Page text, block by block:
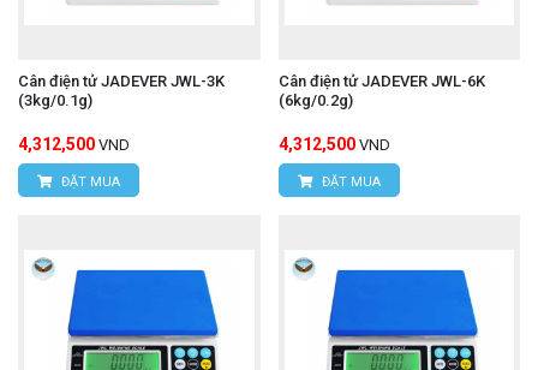
Cân điện tử JADEVER JWL-3K
(3kg/0.1g)
4,312,500 VND
ĐẶT MUA
Cân điện tử JADEVER JWL-6K
(6kg/0.2g)
4,312,500 VND
ĐẶT MUA